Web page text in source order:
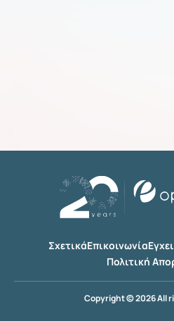
ΣχετικάΕπικοινωνία
Πολιτική
Copyright © 2026 All